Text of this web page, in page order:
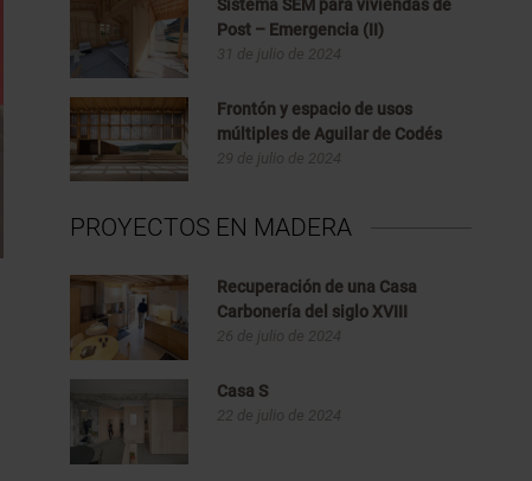
Sistema SEM para viviendas de
Post – Emergencia (II)
31 de julio de 2024
Frontón y espacio de usos
múltiples de Aguilar de Codés
29 de julio de 2024
PROYECTOS EN MADERA
Recuperación de una Casa
Carbonería del siglo XVIII
26 de julio de 2024
Casa S
22 de julio de 2024